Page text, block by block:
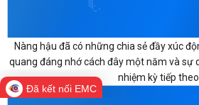
Nàng hậu đã có những chia sẻ đầy xúc
quang đáng nhớ cách đây một năm và
nhiệm kỳ tiếp
Đã kết nối EMC